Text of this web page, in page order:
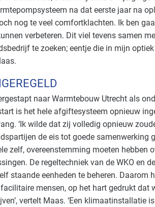
na dat eerste jaar na
nog te veel comfortklachten. Ik ben
verbeteren. Dit viel tevens samen
te zoeken; eentje die in mijn
naar Warmtebouw Utrecht als
is het hele afgiftesysteem opnieuw
‘Ik wilde dat zij volledig opnieuw
de eis tot goede samenwerking
zelf, overeenstemming moeten hebben
De regeltechniek van de WKO en
staande eenheden te beheren. Daarom
mensen, op het hart gedrukt dat
vertelt Maas. ‘Een klimaatinstallatie